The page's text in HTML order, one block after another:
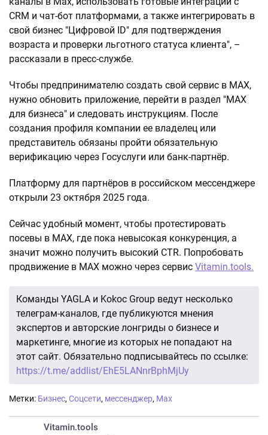
CRM и чат-бот платформами, а также интегрировать в
свой бизнес "Цифровой ID" для подтверждения
возраста и проверки льготного статуса клиента", –
рассказали в пресс-службе.
Чтобы предпринимателю создать свой сервис в МАХ,
нужно обновить приложение, перейти в раздел "MАХ
для бизнеса" и следовать инструкциям. После
создания профиля компании ее владелец или
представитель обязаны пройти обязательную
верификацию через Госуслуги или банк-партнёр.
Платформу для партнёров в российском мессенджере
открыли 23 октября 2025 года.
Сейчас удобный момент, чтобы протестировать
посевы в МАХ, где пока невысокая конкуренция, а
значит можно получить высокий CTR. Попробовать
продвижение в МАХ можно через сервис Vitamin.tools.
Команды YAGLA и Kokoc Group ведут несколько
телеграм-каналов, где публикуются мнения
экспертов и авторские лонгриды о бизнесе и
маркетинге, многие из которых не попадают на
этот сайт. Обязательно подписывайтесь по ссылке:
https://t.me/addlist/EhE5LANnrBphMjUy
Метки: Бизнес, Соцсети, мессенджер, Max
Vitamin.tools